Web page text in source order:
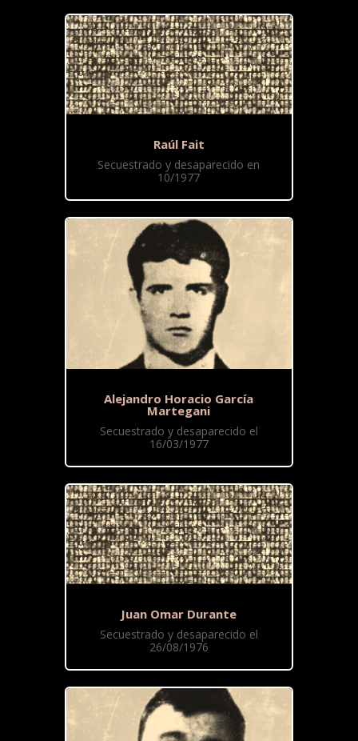
Raúl Fait
Secuestrado y desaparecido en
10/1977
Alejandro Horacio García
Martegani
Secuestrado y desaparecido el
16/03/1977
Juan Omar Durante
Secuestrado y desaparecido el
26/08/1976